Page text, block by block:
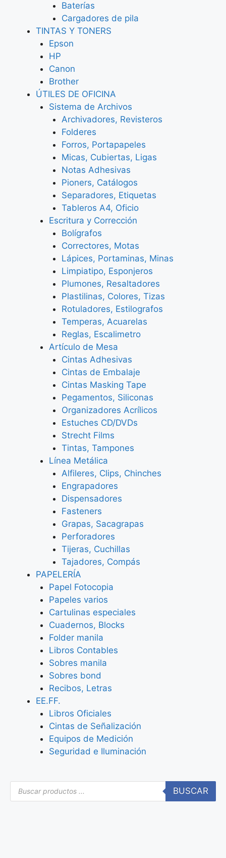
Baterías
Cargadores de pila
TINTAS Y TONERS
Epson
HP
Canon
Brother
ÚTILES DE OFICINA
Sistema de Archivos
Archivadores, Revisteros
Folderes
Forros, Portapapeles
Micas, Cubiertas, Ligas
Notas Adhesivas
Pioners, Catálogos
Separadores, Etiquetas
Tableros A4, Oficio
Escritura y Corrección
Bolígrafos
Correctores, Motas
Lápices, Portaminas, Minas
Limpiatipo, Esponjeros
Plumones, Resaltadores
Plastilinas, Colores, Tizas
Rotuladores, Estilografos
Temperas, Acuarelas
Reglas, Escalimetro
Artículo de Mesa
Cintas Adhesivas
Cintas de Embalaje
Cintas Masking Tape
Pegamentos, Siliconas
Organizadores Acrílicos
Estuches CD/DVDs
Strecht Films
Tintas, Tampones
Línea Metálica
Alfileres, Clips, Chinches
Engrapadores
Dispensadores
Fasteners
Grapas, Sacagrapas
Perforadores
Tijeras, Cuchillas
Tajadores, Compás
PAPELERÍA
Papel Fotocopia
Papeles varios
Cartulinas especiales
Cuadernos, Blocks
Folder manila
Libros Contables
Sobres manila
Sobres bond
Recibos, Letras
EE.FF.
Libros Oficiales
Cintas de Señalización
Equipos de Medición
Seguridad e Iluminación
BUSCAR